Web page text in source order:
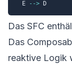
  E
-->
Das SFC
Das
reaktive Logik